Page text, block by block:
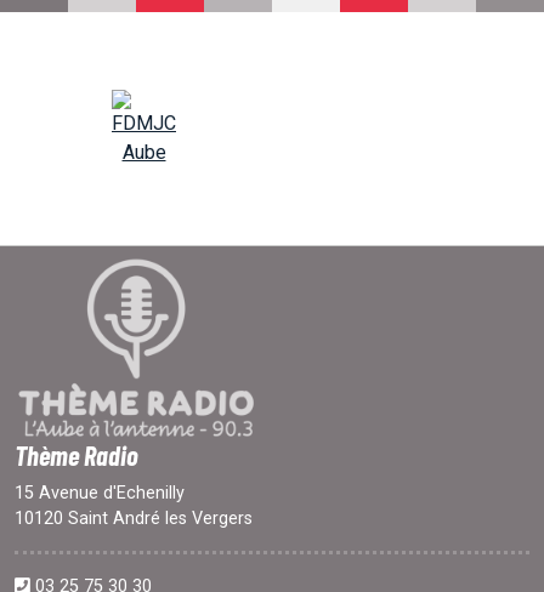
Thème Radio
15 Avenue d'Echenilly
10120 Saint André les Vergers
03 25 75 30 30